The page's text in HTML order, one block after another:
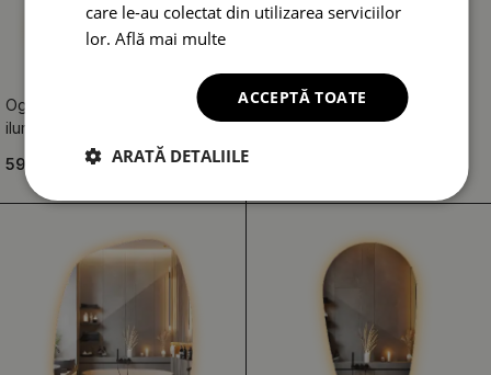
Oglindă în formă de pată cu
iluminare LED
599.99 RON
Oglindă pătrată LED modern
care le-au colectat din utilizarea serviciilor
lor. Află mai multe
ACCEPTĂ TOATE
ARATĂ DETALIILE